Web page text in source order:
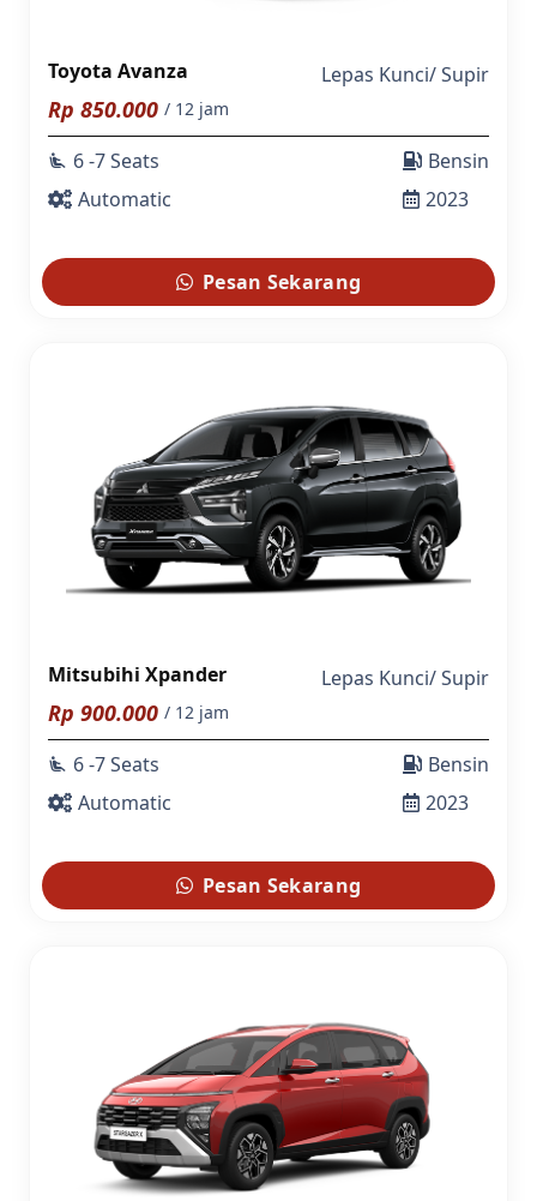
Toyota Avanza Lepas Kunci/Supir
Rp 850.000 / 12 jam
airline_seat_recline_extra 6 -7 Seats
Automatic
Bensin
2023
Pesan Sekarang
Mitsubihi Xpander Lepas Kunci/Supir
Rp 900.000 / 12 jam
airline_seat_recline_extra 6 -7 Seats
Automatic
Bensin
2023
Pesan Sekarang